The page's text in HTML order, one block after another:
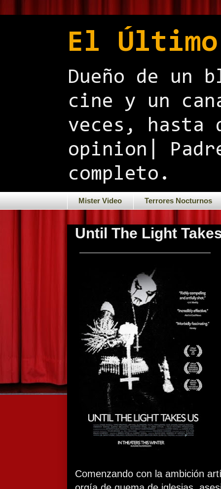
El
Dueño de un
cine y un
veces, hasta
opinion|
completo.
Mister Video Terrores Nocturnos
Until The Light
Comenzando con la ambición